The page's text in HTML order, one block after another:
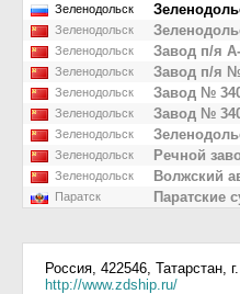
Зеленодольск
Зеленодольск
Зеленодольск Завод п/я
Зеленодольск Завод п/я
Зеленодольск Завод №
Зеленодольск Завод №
Зеленодольск
Зеленодольск Речной
Зеленодольск Волжский
Паратск Паратские
Россия, 422546, Татарстан,
http://www.zdship.ru/